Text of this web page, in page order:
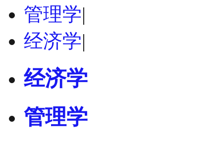
管理学|
经济学|
经济学
管理学